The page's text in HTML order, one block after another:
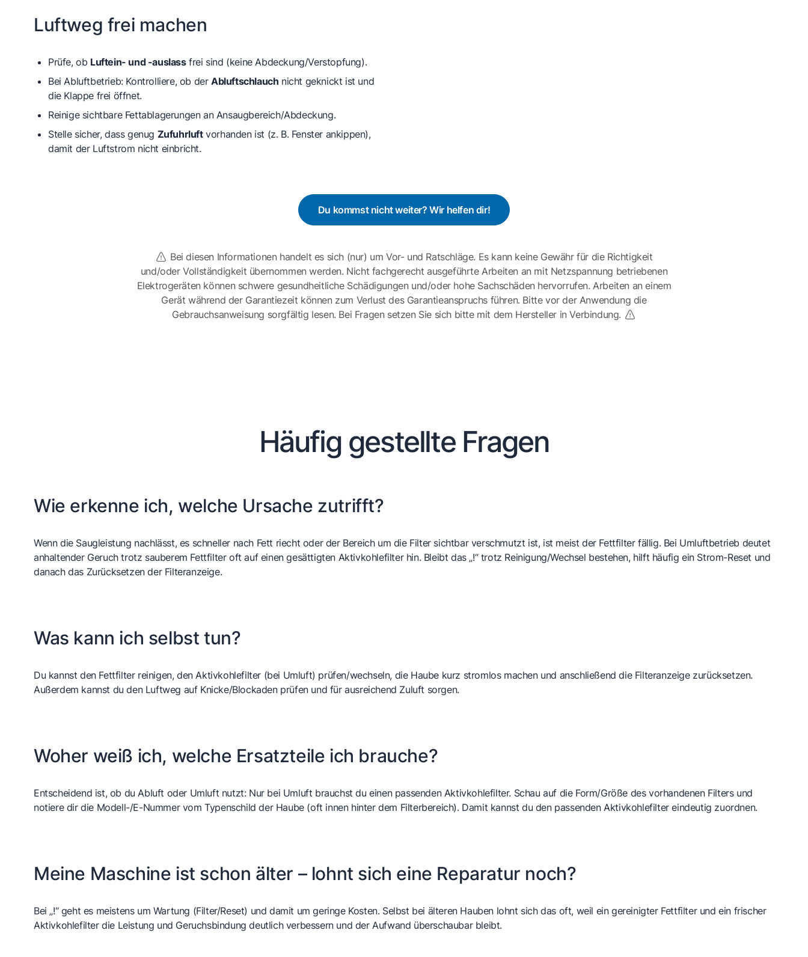
Luftweg frei machen
Prüfe, ob Luftein- und -auslassfrei sind (keine Abdeckung/Verstopfung).
Bei Abluftbetrieb: Kontrolliere, ob der Abluftschlauch nicht geknickt ist und
die Klappe frei öffnet.
Reinige sichtbare Fettablagerungen an Ansaugbereich/Abdeckung.
Stelle sicher, dass genug Zufuhrluftvorhanden ist (z. B. Fenster ankippen),
damit der Luftstrom nicht einbricht.
Du kommst nicht weiter? Wir helfen dir!
Bei diesen Informationen handelt es sich (nur) um Vor- und Ratschläge. Es kann keine Gewähr für die Richtigkeit
und/oder Vollständigkeit übernommen werden. Nicht fachgerecht ausgeführte Arbeiten an mit Netzspannung betriebenen
Elektrogeräten können schwere gesundheitliche Schädigungen und/oder hohe Sachschäden hervorrufen. Arbeiten an einem
Gerät während der Garantiezeit können zum Verlust des Garantieanspruchs führen. Bitte vor der Anwendung die
Gebrauchsanweisung sorgfältig lesen. Bei Fragen setzen Sie sich bitte mit dem Hersteller in Verbindung.
Häufig gestellte Fragen
Wie erkenne ich, welche Ursache zutrifft?
Wenn die Saugleistung nachlässt, es schneller nach Fett riecht oder der Bereich um die Filter sichtbar verschmutzt ist, ist meist der Fettfilter fällig. Bei Umluftbetrieb deutet
anhaltender Geruch trotz sauberem Fettfilter oft auf einen gesättigten Aktivkohlefilter hin. Bleibt das „!“ trotz Reinigung/Wechsel bestehen, hilft häufig ein Strom-Reset und
danach das Zurücksetzen der Filteranzeige.
Was kann ich selbst tun?
Du kannst den Fettfilter reinigen, den Aktivkohlefilter (bei Umluft) prüfen/wechseln, die Haube kurz stromlos machen und anschließend die Filteranzeige zurücksetzen.
Außerdem kannst du den Luftweg auf Knicke/Blockaden prüfen und für ausreichend Zuluft sorgen.
Woher weiß ich, welche Ersatzteile ich brauche?
Entscheidend ist, ob du Abluft oder Umluft nutzt: Nur bei Umluft brauchst du einen passenden Aktivkohlefilter. Schau auf die Form/Größe des vorhandenen Filters und
notiere dir die Modell-/E-Nummer vom Typenschild der Haube (oft innen hinter dem Filterbereich). Damit kannst du den passenden Aktivkohlefilter eindeutig zuordnen.
Meine Maschine ist schon älter – lohnt sich eine Reparatur noch?
Bei „!“ geht es meistens um Wartung (Filter/Reset) und damit um geringe Kosten. Selbst bei älteren Hauben lohnt sich das oft, weil ein gereinigter Fettfilter und ein frischer
Aktivkohlefilter die Leistung und Geruchsbindung deutlich verbessern und der Aufwand überschaubar bleibt.